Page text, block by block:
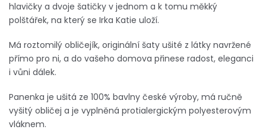
hlavičky a dvoje šatičky v jednom a k tomu měkký
polštářek, na který se Irka Katie uloží.
Má roztomilý obličejík, originální šaty ušité z látky navržené
přímo pro ni, a do vašeho domova přinese radost, eleganci
i vůni dálek.
Panenka je ušitá ze 100% bavlny české výroby, má ručně
vyšitý obličej a je vyplněná protialergickým polyesterovým
vláknem.